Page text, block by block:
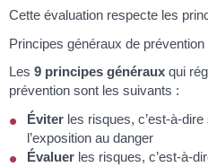
Cette évaluation respecte les
Principes généraux de prévention
Les 9 principes généraux qui
prévention sont les suivants :
Éviter les risques, c’est-à-
l’exposition au danger
Évaluer les risques, c’est-à-